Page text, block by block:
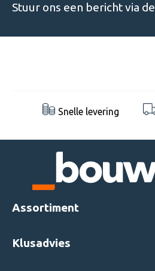
Stuur ons een bericht via de
Snelle levering
Assortiment
Klusadvies